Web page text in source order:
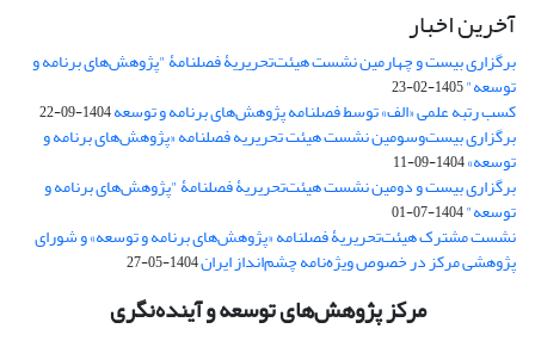
آخرین اخبار
برگزاری بیست و چهارمین نشست هیئت‌تحریریۀ فصلنامۀ "پژوهش‌های برنامه و
توسعه"1405-02-23
کسب رتبه علمی «الف» توسط فصلنامه پژوهش‌های برنامه و توسعه1404-09-22
برگزاری بیست‌وسومین نشست هیئت‌ تحریریه فصلنامه «پژوهش‌های برنامه و
توسعه»1404-09-11
برگزاری بیست و دومین نشست هیئت‌تحریریۀ فصلنامۀ "پژوهش‌های برنامه و
توسعه"1404-07-01
نشست مشترک هیئت‌تحریریۀ فصلنامه «پژوهش‌های برنامه و توسعه» و شورای
پژوهشی مرکز در خصوص ویژه‌نامه چشم‌انداز ایران1404-05-27
مرکز پژوهش‌های توسعه و آینده‌نگری